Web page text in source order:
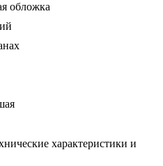
обложка
характеристики и